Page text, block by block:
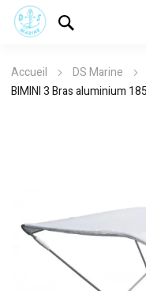
Accueil DS Marine
BIMINI 3 Bras aluminium